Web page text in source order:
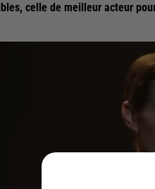
celle de meilleur acteur